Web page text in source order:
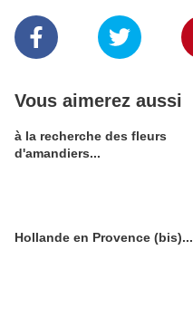
Vous aimerez aussi
à la recherche des fleurs
d'amandiers...
Hollande en Provence (bis)...